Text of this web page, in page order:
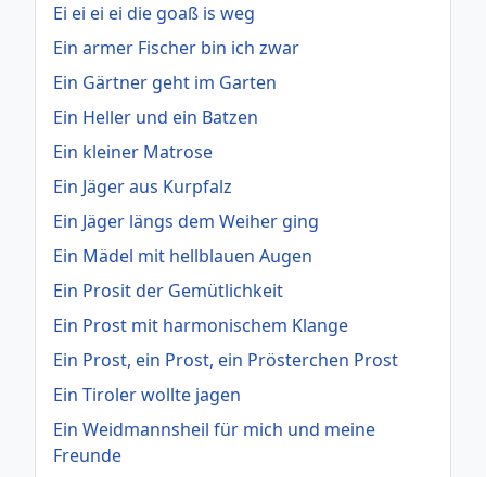
Ei ei ei ei die goaß is weg
Ein armer Fischer bin ich zwar
Ein Gärtner geht im Garten
Ein Heller und ein Batzen
Ein kleiner Matrose
Ein Jäger aus Kurpfalz
Ein Jäger längs dem Weiher ging
Ein Mädel mit hellblauen Augen
Ein Prosit der Gemütlichkeit
Ein Prost mit harmonischem Klange
Ein Prost, ein Prost, ein Prösterchen Prost
Ein Tiroler wollte jagen
Ein Weidmannsheil für mich und meine
Freunde